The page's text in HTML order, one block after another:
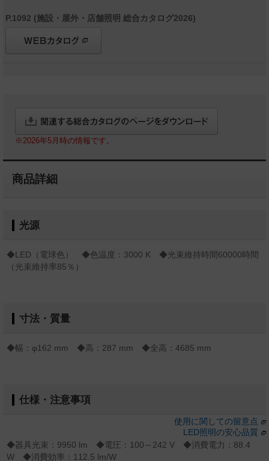
P.1092 (施設・屋外・店舗照明 総合カタログ2026)
※2026年5月時の情報です。
商品詳細
光源
◆LED（電球色） ◆色温度：3000 K ◆光束維持時間60000時間
（光束維持率85％）
寸法・質量
◆幅：φ162 mm ◆高：287 mm ◆全高：4685 mm
仕様・注意事項
使用に関しての留意点
LED照明の安心品質
◆器具光束：9950 lm ◆電圧：100～242 V ◆消費電力：88.4
W ◆消費効率：112.5 lm/W